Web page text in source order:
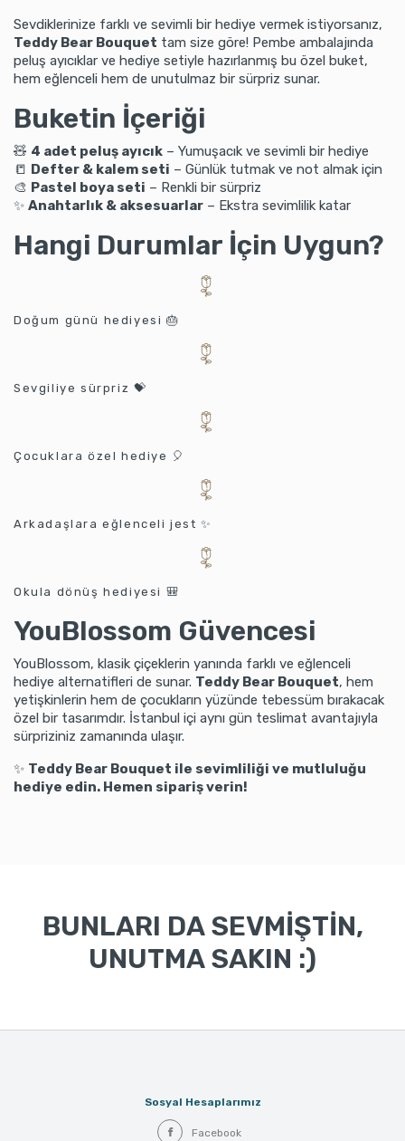
Sevdiklerinize farklı ve sevimli bir hediye vermek istiyorsanız,
Teddy Bear Bouquet tam size göre! Pembe ambalajında
peluş ayıcıklar ve hediye setiyle hazırlanmış bu özel buket,
hem eğlenceli hem de unutulmaz bir sürpriz sunar.
Buketin İçeriği
🧸 4 adet peluş ayıcık – Yumuşacık ve sevimli bir hediye
📒 Defter & kalem seti – Günlük tutmak ve not almak için
🎨 Pastel boya seti – Renkli bir sürpriz
✨ Anahtarlık & aksesuarlar – Ekstra sevimlilik katar
Hangi Durumlar İçin Uygun?
Doğum günü hediyesi 🎂
Sevgiliye sürpriz 💝
Çocuklara özel hediye 🎈
Arkadaşlara eğlenceli jest ✨
Okula dönüş hediyesi 🎒
YouBlossom Güvencesi
YouBlossom, klasik çiçeklerin yanında farklı ve eğlenceli
hediye alternatifleri de sunar. Teddy Bear Bouquet, hem
yetişkinlerin hem de çocukların yüzünde tebessüm bırakacak
özel bir tasarımdır. İstanbul içi aynı gün teslimat avantajıyla
sürpriziniz zamanında ulaşır.
✨ Teddy Bear Bouquet ile sevimliliği ve mutluluğu
hediye edin. Hemen sipariş verin!
BUNLARI DA SEVMİŞTİN,
UNUTMA SAKIN :)
Sosyal Hesaplarımız
Facebook